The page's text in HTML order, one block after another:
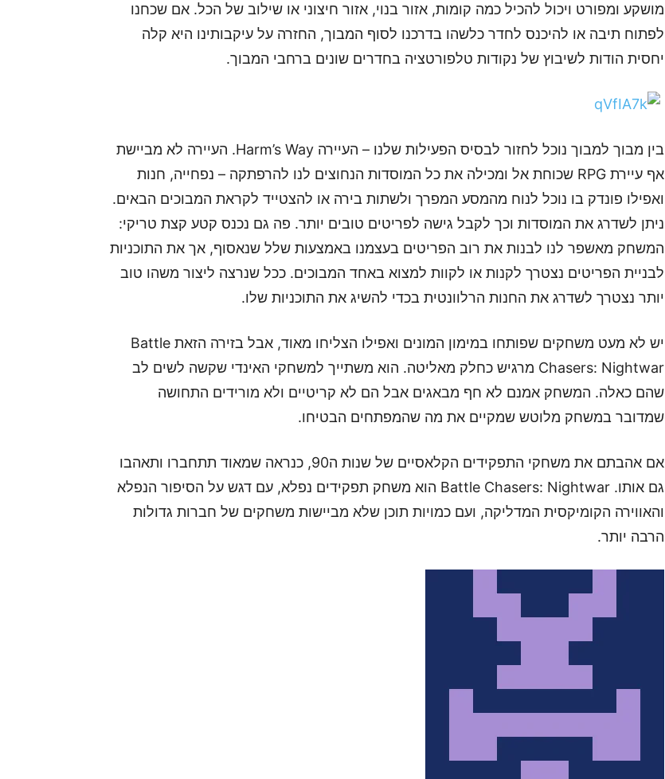
מושקע ומפורט ויכול להכיל כמה קומות, אזור בנוי, אזור חיצוני או שילוב של הכל. אם שכחנו
לפתוח תיבה או להיכנס לחדר כלשהו בדרכנו לסוף המבוך, החזרה על עיקבותינו היא קלה
יחסית הודות לשיבוץ של נקודות טלפורטציה בחדרים שונים ברחבי המבוך.
בין מבוך למבוך נוכל לחזור לבסיס הפעילות שלנו – העיירה Harm’s Way. העיירה לא מביישת
אף עיירת RPG שכוחת אל ומכילה את כל המוסדות הנחוצים לנו להרפתקה – נפחייה, חנות
ואפילו פונדק בו נוכל לנוח מהמסע המפרך ולשתות בירה או להצטייד לקראת המבוכים הבאים.
ניתן לשדרג את המוסדות וכך לקבל גישה לפריטים טובים יותר. פה גם נכנס קטע קצת טריקי:
המשחק מאשפר לנו לבנות את רוב הפריטים בעצמנו באמצעות שלל שנאסוף, אך את התוכניות
לבניית הפריטים נצטרך לקנות או לקוות למצוא באחד המבוכים. ככל שנרצה ליצור משהו טוב
יותר נצטרך לשדרג את החנות הרלוונטית בכדי להשיג את התוכניות שלו.
יש לא מעט משחקים שפותחו במימון המונים ואפילו הצליחו מאוד, אבל בזירה הזאת Battle
Chasers: Nightwar מרגיש כחלק מאליטה. הוא משתייך למשחקי האינדי שקשה לשים לב
שהם כאלה. המשחק אמנם לא חף מבאגים אבל הם לא קריטיים ולא מורידים התחושה
שמדובר במשחק מלוטש שמקיים את מה שהמפתחים הבטיחו.
אם אהבתם את משחקי התפקידים הקלאסיים של שנות ה90, כנראה שמאוד תתחברו ותאהבו
גם אותו. Battle Chasers: Nightwar הוא משחק תפקידים נפלא, עם דגש על הסיפור הנפלא
והאווירה הקומיקסית המדליקה, ועם כמויות תוכן שלא מביישות משחקים של חברות גדולות
הרבה יותר.